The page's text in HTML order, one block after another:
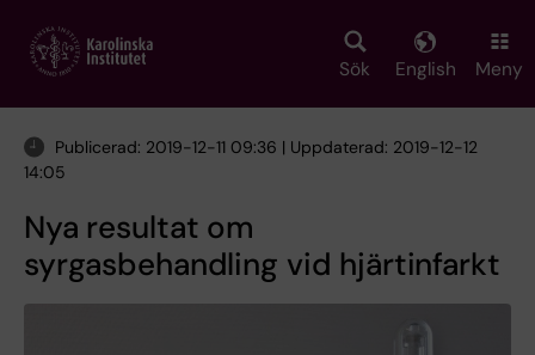
main
Sök English Meny
Publicerad: 2019-12-11 09:36 | Uppdaterad: 2019-12-12
14:05
Nya resultat om
syrgasbehandling vid hjärtinfarkt